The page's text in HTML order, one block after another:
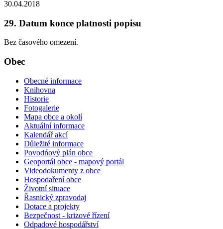
30.04.2018
29. Datum konce platnosti popisu
Bez časového omezení.
Obec
Obecné informace
Knihovna
Historie
Fotogalerie
Mapa obce a okolí
Aktuální informace
Kalendář akcí
Důležité informace
Povodńový plán obce
Geoportál obce - mapový portál
Videodokumenty z obce
Hospodaření obce
Životní situace
Řasnický zpravodaj
Dotace a projekty
Bezpečnost - krizové řízení
Odpadové hospodářství